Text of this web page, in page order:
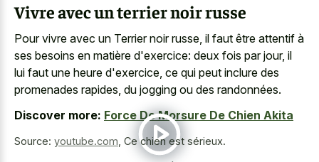
Vivre avec un terrier noir russe
Pour vivre avec un Terrier noir russe, il faut être attentif à
ses besoins en matière d'exercice: deux fois par jour, il
lui faut une heure d'exercice, ce qui peut inclure des
promenades rapides, du jogging ou des randonnées.
Discover more: Force De Morsure De Chien Akita
Source: youtube.com Ce chien est sérieux.